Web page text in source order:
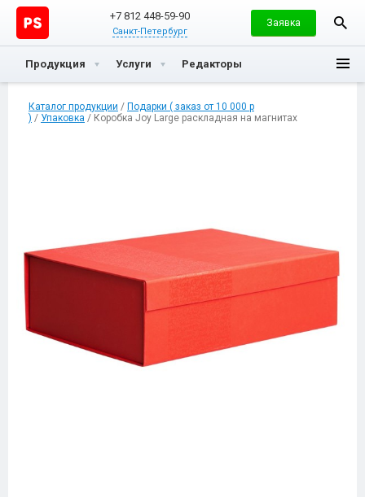
+7 812 448-59-90
Санкт-Петербург
Заявка
Продукция Услуги Редакторы
Каталог продукции / Подарки ( заказ от 10 000 р
) / Упаковка / Коробка Joy Large раскладная на магнитах